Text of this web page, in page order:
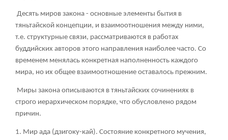
Десять миров закона - основные элементы бытия в
тяньтайской концепции, и взаимоотношения между ними,
т.е. структурные связи, рассматриваются в работах
буддийских авторов этого направления наиболее часто. Со
временем менялась конкретная наполненность каждого
мира, но их общее взаимоотношение оставалось прежним.
Миры закона описываются в тяньтайских сочинениях в
строго иерархическом порядке, что обусловлено рядом
причин.
1. Мир ада (дзигоку-кай). Состояние конкретного мучения,